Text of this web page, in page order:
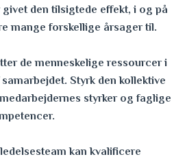
den tilsigtede effekt, i og på
mange forskellige årsager til.
de menneskelige ressourcer i
Styrk den kollektive
styrker og faglige
kan kvalificere